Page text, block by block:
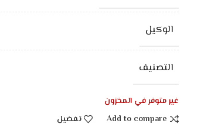
الوكيل
التصنيف
غير متوفر في المخزون
Add to compare
تفضيل